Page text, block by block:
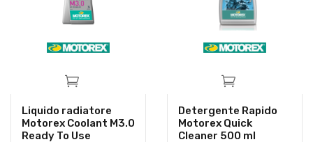
Liquido radiatore
Motorex Coolant M3.0
Ready To Use
Detergente Rapido
Motorex Quick
Cleaner 500 ml